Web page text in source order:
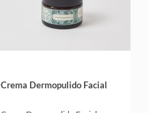
Crema Dermopulido Facial